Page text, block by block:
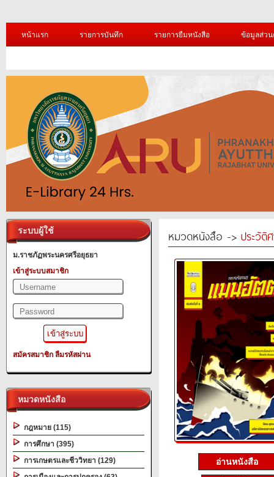
หน้าแรก รายการบันทึก รายการยืมหนังสือ ข้อมูลส่ว
ระบบผู้ใช้
ม.ราชภัฏพระนครศรีอยุธยา
เข้าสู่ระบบสมาชิก
สมัครสมาชิก ลืมรหัสผ่าน
หมวดหนังสือ
กฎหมาย (115)
การศึกษา (395)
การเกษตรและชีววิทยา (129)
หมวดหนังสือ -> ประวัติ
อ่านหนังสือ